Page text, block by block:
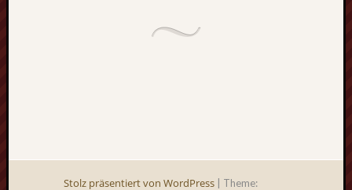
Stolz präsentiert von WordPress Theme: